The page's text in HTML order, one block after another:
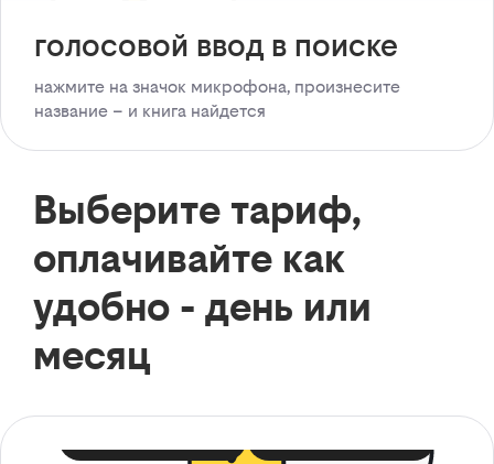
голосовой ввод в поиске
нажмите на значок микрофона, произнесите
название – и книга найдется
Выберите тариф,
оплачивайте как
удобно - день или
месяц